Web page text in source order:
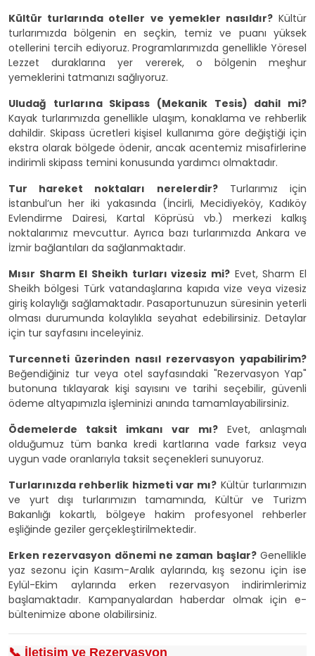
Kültür turlarında oteller ve yemekler nasıldır?Kültür
turlarımızda bölgenin en seçkin, temiz ve puanı yüksek
otellerini tercih ediyoruz. Programlarımızda genellikle Yöresel
Lezzet duraklarına yer vererek, o bölgenin meşhur
yemeklerini tatmanızı sağlıyoruz.
Uludağ turlarına Skipass (Mekanik Tesis) dahil mi?
Kayak turlarımızda genellikle ulaşım, konaklama ve rehberlik
dahildir. Skipass ücretleri kişisel kullanıma göre değiştiği için
ekstra olarak bölgede ödenir, ancak acentemiz misafirlerine
indirimli skipass temini konusunda yardımcı olmaktadır.
Tur hareket noktaları nerelerdir?Turlarımız için
İstanbul’un her iki yakasında (İncirli, Mecidiyeköy, Kadıköy
Evlendirme Dairesi, Kartal Köprüsü vb.) merkezi kalkış
noktalarımız mevcuttur. Ayrıca bazı turlarımızda Ankara ve
İzmir bağlantıları da sağlanmaktadır.
Mısır Sharm El Sheikh turları vizesiz mi? Evet, Sharm El
Sheikh bölgesi Türk vatandaşlarına kapıda vize veya vizesiz
giriş kolaylığı sağlamaktadır. Pasaportunuzun süresinin yeterli
olması durumunda kolaylıkla seyahat edebilirsiniz. Detaylar
için tur sayfasını inceleyiniz.
Turcenneti üzerinden nasıl rezervasyon yapabilirim?
Beğendiğiniz tur veya otel sayfasındaki "Rezervasyon Yap"
butonuna tıklayarak kişi sayısını ve tarihi seçebilir, güvenli
ödeme altyapımızla işleminizi anında tamamlayabilirsiniz.
Ödemelerde taksit imkanı var mı? Evet, anlaşmalı
olduğumuz tüm banka kredi kartlarına vade farksız veya
uygun vade oranlarıyla taksit seçenekleri sunuyoruz.
Turlarınızda rehberlik hizmeti var mı? Kültür turlarımızın
ve yurt dışı turlarımızın tamamında, Kültür ve Turizm
Bakanlığı kokartlı, bölgeye hakim profesyonel rehberler
eşliğinde geziler gerçekleştirilmektedir.
Erken rezervasyon dönemi ne zaman başlar?Genellikle
yaz sezonu için Kasım-Aralık aylarında, kış sezonu için ise
Eylül-Ekim aylarında erken rezervasyon indirimlerimiz
başlamaktadır. Kampanyalardan haberdar olmak için e-
bültenimize abone olabilirsiniz.
📞 İletişim ve Rezervasyon